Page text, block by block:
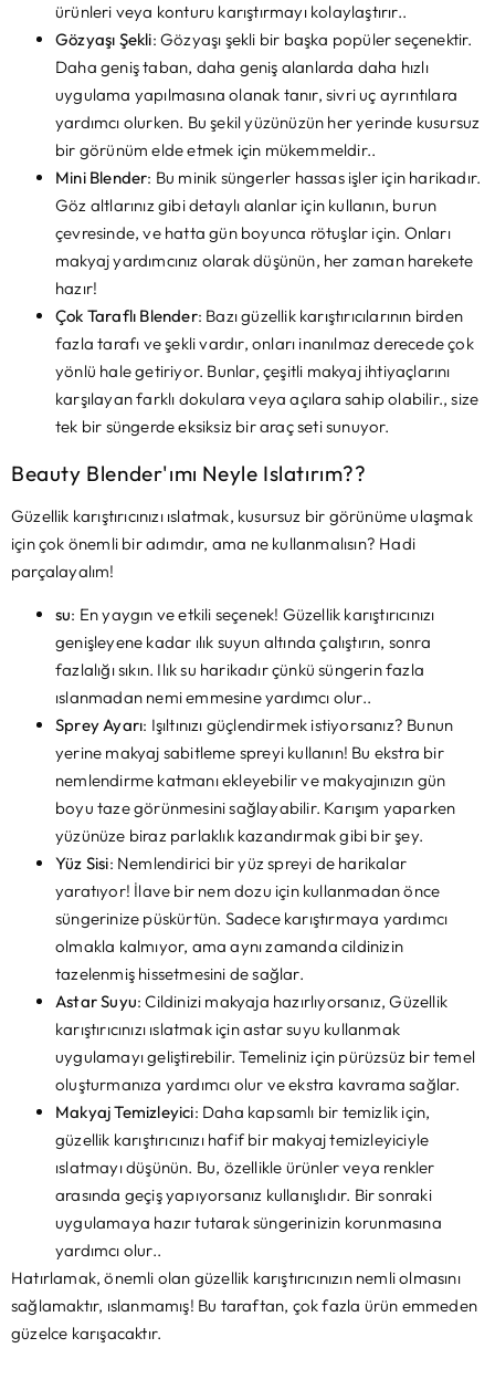
ürünleri veya konturu karıştırmayı kolaylaştırır..
Gözyaşı Şekli: Gözyaşı şekli bir başka popüler seçenektir.
Daha geniş taban, daha geniş alanlarda daha hızlı
uygulama yapılmasına olanak tanır, sivri uç ayrıntılara
yardımcı olurken. Bu şekil yüzünüzün her yerinde kusursuz
bir görünüm elde etmek için mükemmeldir..
Mini Blender: Bu minik süngerler hassas işler için harikadır.
Göz altlarınız gibi detaylı alanlar için kullanın, burun
çevresinde, ve hatta gün boyunca rötuşlar için. Onları
makyaj yardımcınız olarak düşünün, her zaman harekete
hazır!
Çok Taraflı Blender: Bazı güzellik karıştırıcılarının birden
fazla tarafı ve şekli vardır, onları inanılmaz derecede çok
yönlü hale getiriyor. Bunlar, çeşitli makyaj ihtiyaçlarını
karşılayan farklı dokulara veya açılara sahip olabilir., size
tek bir süngerde eksiksiz bir araç seti sunuyor.
Beauty Blender'ımı Neyle Islatırım??
Güzellik karıştırıcınızı ıslatmak, kusursuz bir görünüme ulaşmak
için çok önemli bir adımdır, ama ne kullanmalısın? Hadi
parçalayalım!
su: En yaygın ve etkili seçenek! Güzellik karıştırıcınızı
genişleyene kadar ılık suyun altında çalıştırın, sonra
fazlalığı sıkın. Ilık su harikadır çünkü süngerin fazla
ıslanmadan nemi emmesine yardımcı olur..
Sprey Ayarı: Işıltınızı güçlendirmek istiyorsanız? Bunun
yerine makyaj sabitleme spreyi kullanın! Bu ekstra bir
nemlendirme katmanı ekleyebilir ve makyajınızın gün
boyu taze görünmesini sağlayabilir. Karışım yaparken
yüzünüze biraz parlaklık kazandırmak gibi bir şey.
Yüz Sisi: Nemlendirici bir yüz spreyi de harikalar
yaratıyor! İlave bir nem dozu için kullanmadan önce
süngerinize püskürtün. Sadece karıştırmaya yardımcı
olmakla kalmıyor, ama aynı zamanda cildinizin
tazelenmiş hissetmesini de sağlar.
Astar Suyu: Cildinizi makyaja hazırlıyorsanız, Güzellik
karıştırıcınızı ıslatmak için astar suyu kullanmak
uygulamayı geliştirebilir. Temeliniz için pürüzsüz bir temel
oluşturmanıza yardımcı olur ve ekstra kavrama sağlar.
Makyaj Temizleyici: Daha kapsamlı bir temizlik için,
güzellik karıştırıcınızı hafif bir makyaj temizleyiciyle
ıslatmayı düşünün. Bu, özellikle ürünler veya renkler
arasında geçiş yapıyorsanız kullanışlıdır. Bir sonraki
uygulamaya hazır tutarak süngerinizin korunmasına
yardımcı olur..
Hatırlamak, önemli olan güzellik karıştırıcınızın nemli olmasını
sağlamaktır, ıslanmamış! Bu taraftan, çok fazla ürün emmeden
güzelce karışacaktır.